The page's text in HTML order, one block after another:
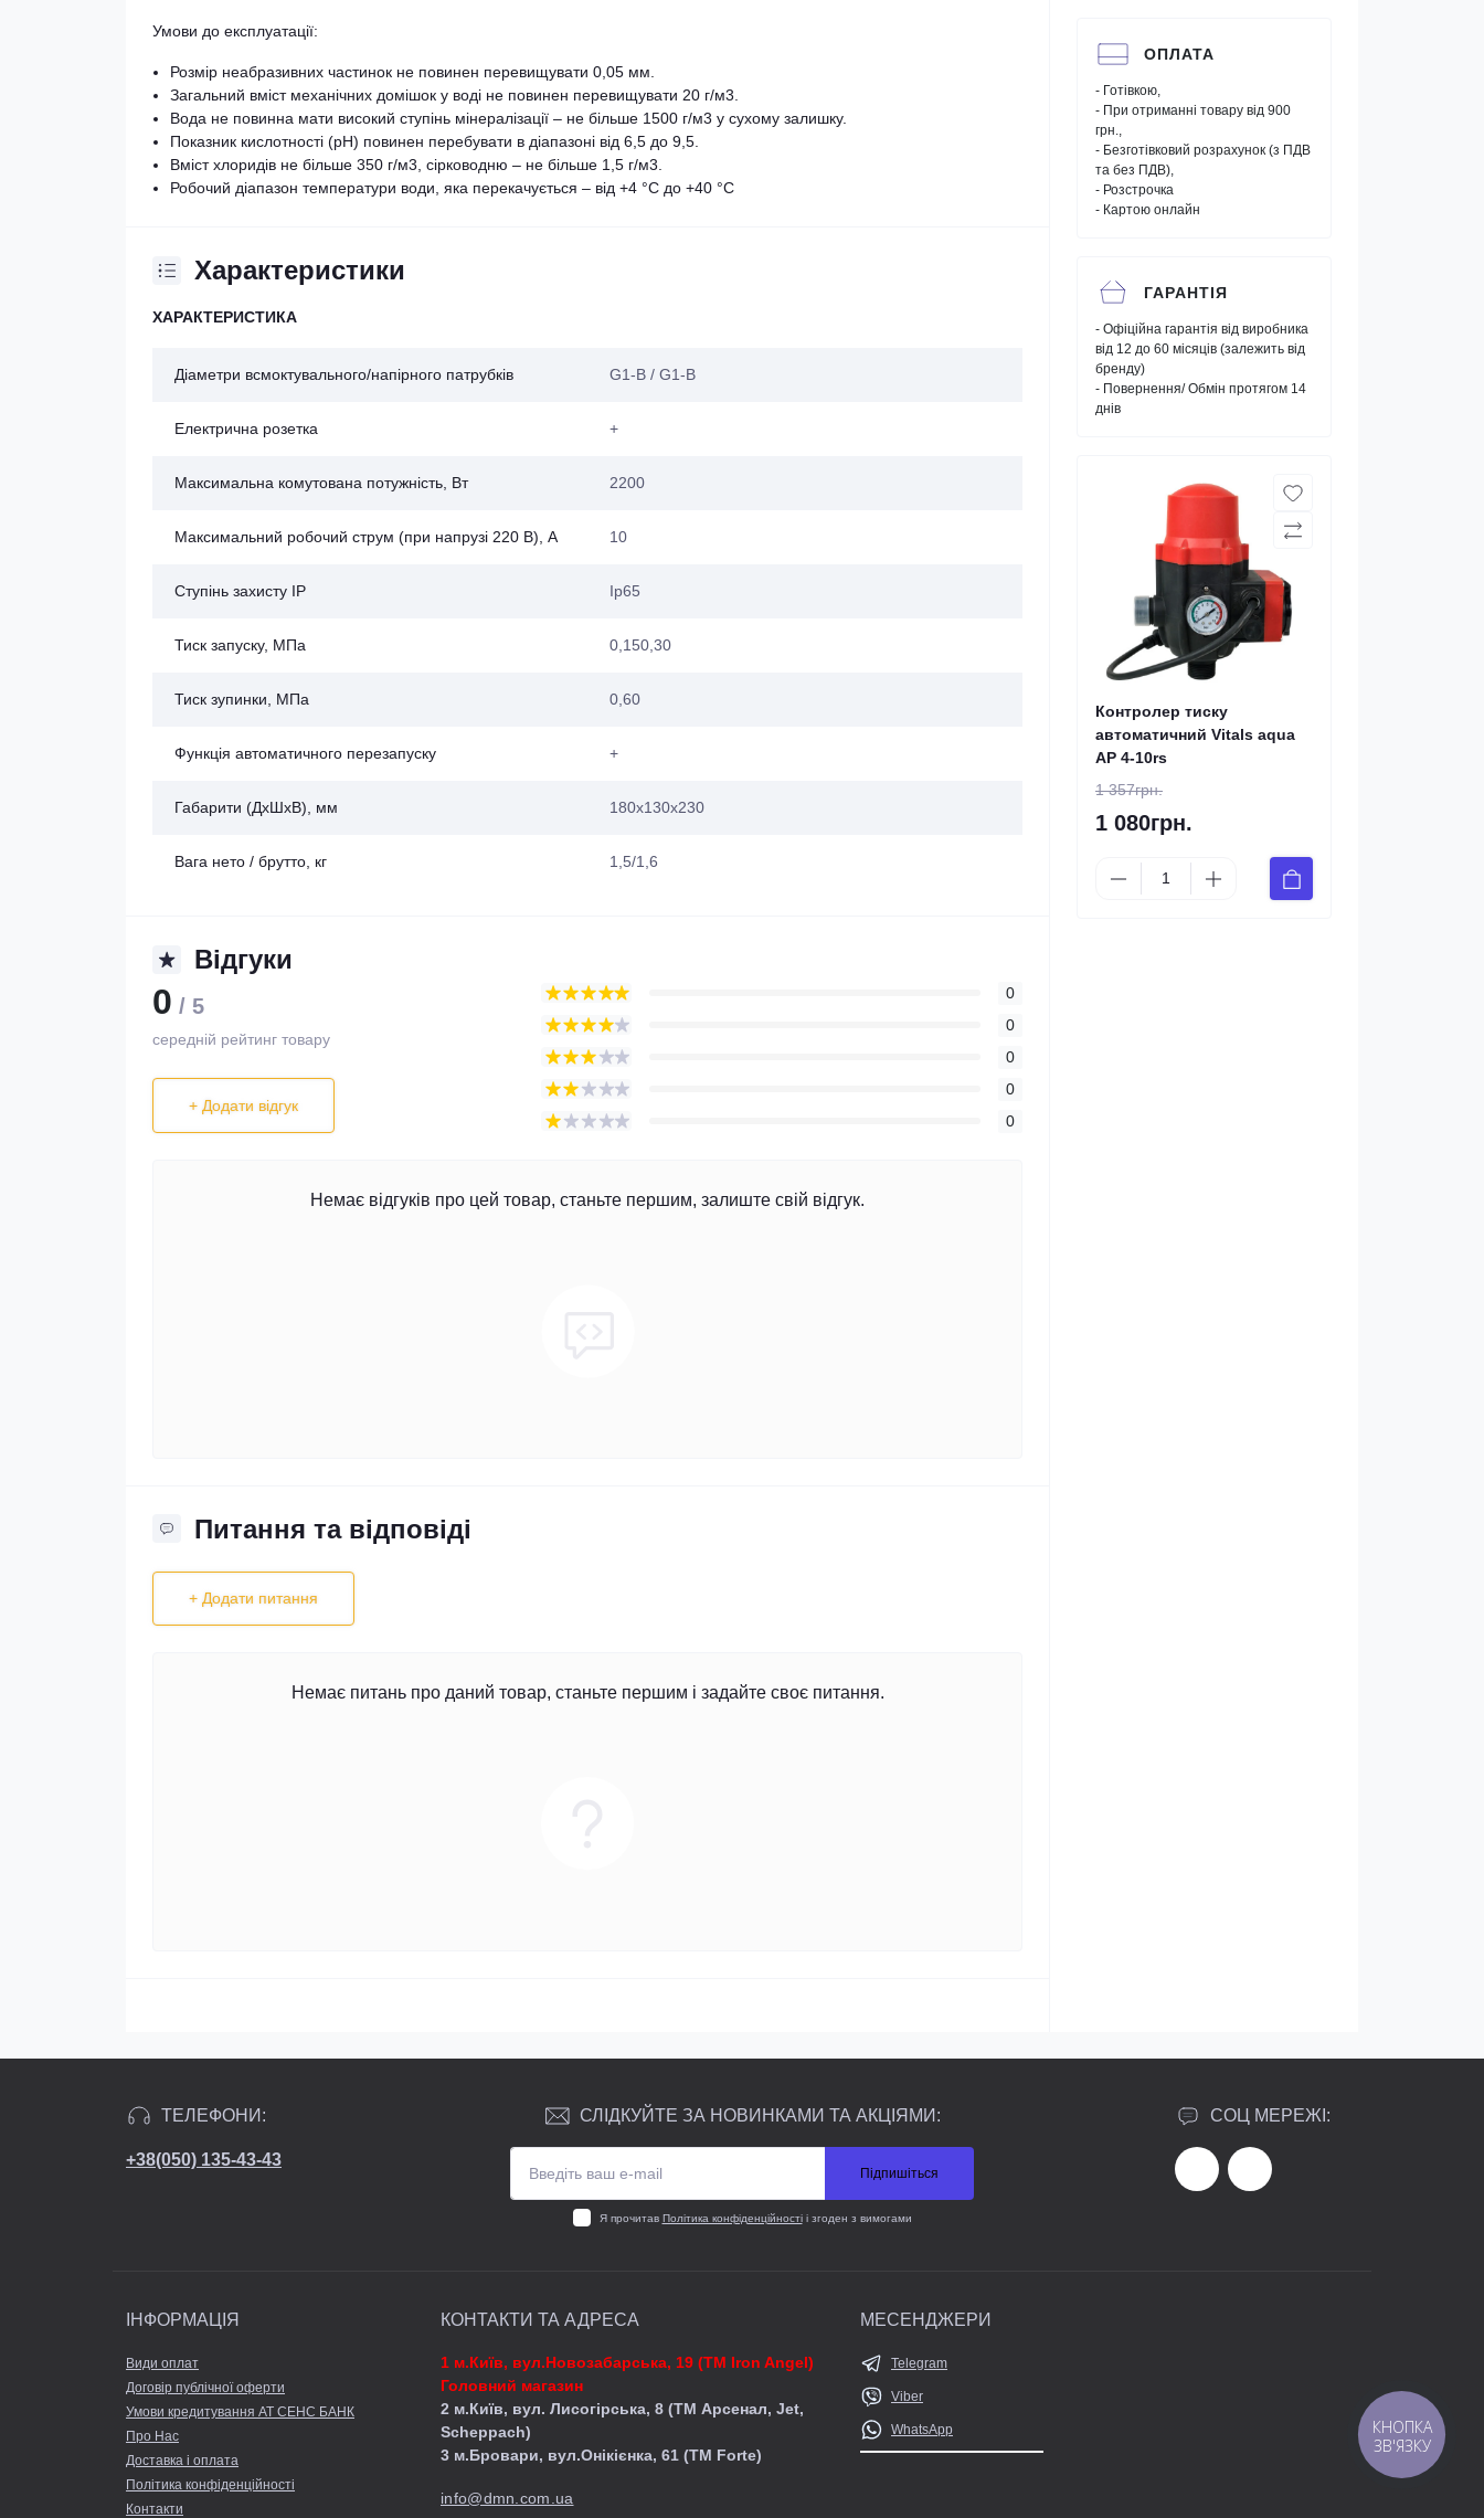
Умови до експлуатації:
Розмір неабразивних частинок не повинен перевищувати 0,05 мм.
Загальний вміст механічних домішок у воді не повинен перевищувати 20 г/м3.
Вода не повинна мати високий ступінь мінералізації – не більше 1500 г/м3 у сухому залишку.
Показник кислотності (рН) повинен перебувати в діапазоні від 6,5 до 9,5.
Вміст хлоридів не більше 350 г/м3, сірководню – не більше 1,5 г/м3.
Робочий діапазон температури води, яка перекачується – від +4 °С до +40 °С
Характеристики
ХАРАКТЕРИСТИКА
Діаметри всмоктувального/напірного патрубків G1-B / G1-B
Електрична розетка +
Максимальна комутована потужність, Вт 2200
Максимальний робочий струм (при напрузі 220 В), А 10
Ступінь захисту IP Ip65
Тиск запуску, МПа 0,150,30
Тиск зупинки, МПа 0,60
Функція автоматичного перезапуску +
Габарити (ДхШхВ), мм 180х130х230
Вага нето / брутто, кг 1,5/1,6
Відгуки
0 / 5
середній рейтинг товару
+ Додати відгук
0
0
0
0
0
Немає відгуків про цей товар, станьте першим, залиште свій відгук.
Питання та відповіді
+ Додати питання
Немає питань про даний товар, станьте першим і задайте своє питання.
ОПЛАТА
- Готівкою,
- При отриманні товару від 900
грн.,
- Безготівковий розрахунок (з ПДВ
та без ПДВ),
- Розстрочка
- Картою онлайн
ГАРАНТІЯ
- Офіційна гарантія від виробника
від 12 до 60 місяців (залежить від
бренду)
- Повернення/ Обмін протягом 14
днів
Контролер тиску
автоматичний Vitals aqua
AP 4-10rs
1 357грн.
1 080грн.
ТЕЛЕФОНИ:
+38(050) 135-43-43
СОЦ МЕРЕЖІ:
СЛІДКУЙТЕ ЗА НОВИНКАМИ ТА АКЦІЯМИ:
Підпишіться
Я прочитав Політика конфіденційностіі згоден з вимогами
ІНФОРМАЦІЯ
Види оплат
Договір публічної оферти
Умови кредитування АТ СЕНС БАНК
Про Нас
Доставка і оплата
Політика конфіденційності
Контакти
КОНТАКТИ ТА АДРЕСА
1 м.Київ, вул.Новозабарська, 19 (ТМ Iron Angel)
Головний магазин
2 м.Київ, вул. Лисогірська, 8 (ТМ Арсенал, Jet,
Scheppach)
3 м.Бровари, вул.Онікієнка, 61 (ТМ Forte)
info@dmn.com.ua
МЕСЕНДЖЕРИ
Telegram
Viber
WhatsApp
КНОПКА
ЗВ'ЯЗКУ